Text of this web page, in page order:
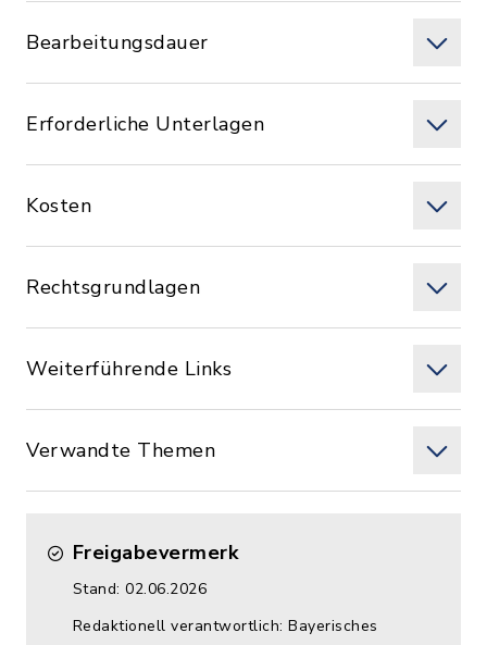
Bearbeitungsdauer
Erforderliche Unterlagen
Kosten
Rechtsgrundlagen
Weiterführende Links
Verwandte Themen
Freigabevermerk
Stand: 02.06.2026
Redaktionell verantwortlich: Bayerisches